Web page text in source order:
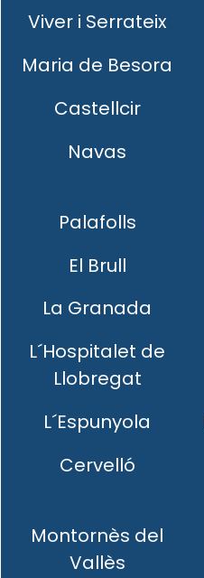
Viver i Serrateix
Maria de Besora
Castellcir
Navas
Palafolls
El Brull
La Granada
L´Hospitalet de
Llobregat
L´Espunyola
Cervelló
Montornès del
Vallès